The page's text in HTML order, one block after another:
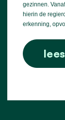
gezinnen.
hierin de
erkenning,